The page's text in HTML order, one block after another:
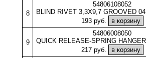
8
54806108052
BLIND RIVET 3,3X9,7 GROOVED
193 руб.
9
54806008050
QUICK RELEASE-SPRING
217 руб.